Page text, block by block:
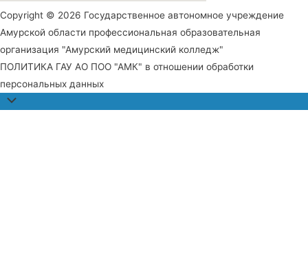
Copyright © 2026 Государственное автономное учреждение
Амурской области профессиональная образовательная
организация "Амурский медицинский колледж"
ПОЛИТИКА ГАУ АО ПОО "АМК" в отношении обработки
персональных данных
Прокрутить